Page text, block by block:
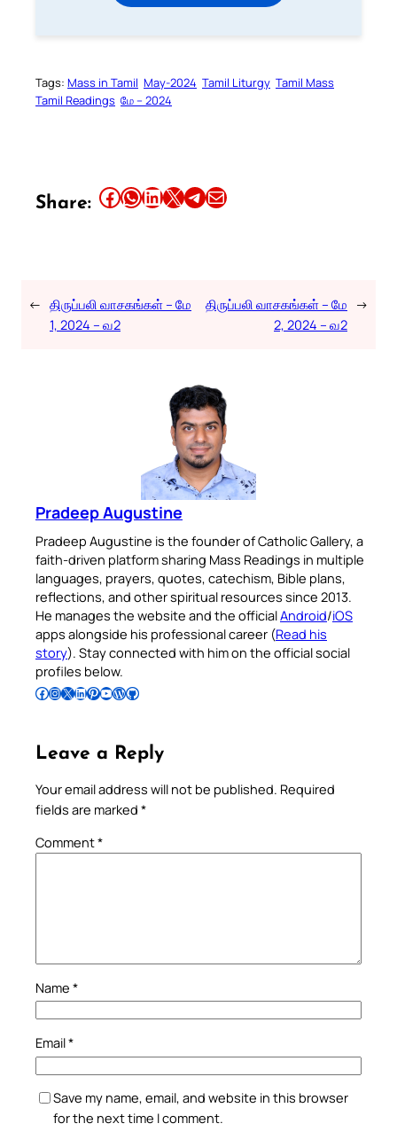
Tags: Mass in Tamil May-2024 Tamil Liturgy Tamil Mass
Tamil Readings மே – 2024
Share: Share this article on Facebook Share this article on WhatsApp Share this article on LinkedIn Share this article on X Share this article on TelegramEmail this Article
← திருப்பலி வாசகங்கள் – மே
1, 2024 – வ2
திருப்பலி வாசகங்கள் – மே
2, 2024 – வ2
→
Pradeep Augustine
Pradeep Augustine is the founder of Catholic Gallery, a
faith-driven platform sharing Mass Readings in multiple
languages, prayers, quotes, catechism, Bible plans,
reflections, and other spiritual resources since 2013.
He manages the website and the officialAndroid/iOS
apps alongside his professional career (Read his
story). Stay connected with him on the official social
profiles below.
Follow Pradeep on Facebook Follow Pradeep on InstagramFollow Pradeep on X Follow Pradeep on LinkedIn Follow Pradeep on Pinterest Subscribe to Pradeep’s Youtube Channel Follow Pradeep on WordPress Follow Pradeep on GitHub
Leave a Reply
Your email address will not be published. Required
fields are marked *
Comment*
Name *
Email*
Save my name, email, and website in this browser
for the next time I comment.